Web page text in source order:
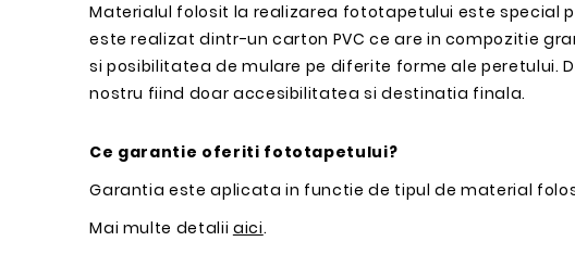
Materialul folosit la realizarea fototapetului este special
este realizat dintr-un carton PVC ce are in compozitie
si posibilitatea de mulare pe diferite forme ale
nostru fiind doar accesibilitatea si destinatia finala.
Ce garantie oferiti fototapetului?
Garantia este aplicata in functie de tipul de material
Mai multe detalii aici.